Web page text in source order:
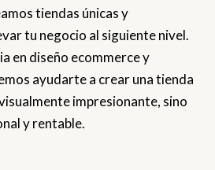
tiendas únicas y
tu negocio al siguiente nivel.
en diseño ecommerce y
ayudarte a crear una tienda
impresionante, sino
y rentable.